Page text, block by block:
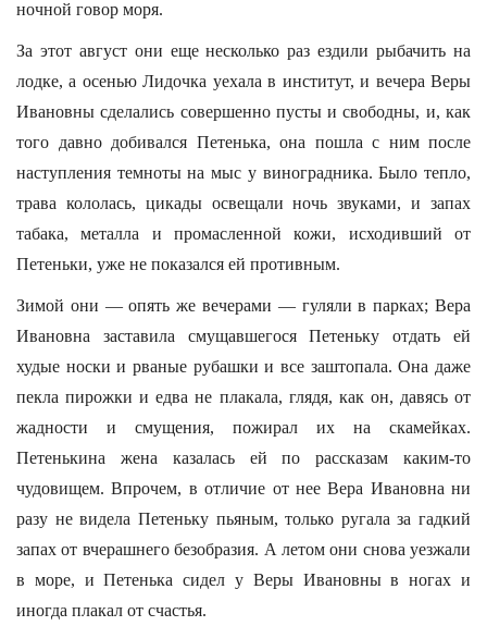
ночной говор моря.
За этот август они еще несколько раз ездили рыбачить на
лодке, а осенью Лидочка уехала в институт, и вечера Веры
Ивановны сделались совершенно пусты и свободны, и, как
того давно добивался Петенька, она пошла с ним после
наступления темноты на мыс у виноградника. Было тепло,
трава кололась, цикады освещали ночь звуками, и запах
табака, металла и промасленной кожи, исходивший от
Петеньки, уже не показался ей противным.
Зимой они — опять же вечерами — гуляли в парках; Вера
Ивановна заставила смущавшегося Петеньку отдать ей
худые носки и рваные рубашки и все заштопала. Она даже
пекла пирожки и едва не плакала, глядя, как он, давясь от
жадности и смущения, пожирал их на скамейках.
Петенькина жена казалась ей по рассказам каким-то
чудовищем. Впрочем, в отличие от нее Вера Ивановна ни
разу не видела Петеньку пьяным, только ругала за гадкий
запах от вчерашнего безобразия. А летом они снова уезжали
в море, и Петенька сидел у Веры Ивановны в ногах и
иногда плакал от счастья.